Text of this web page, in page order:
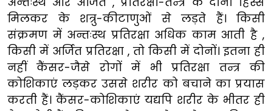
मिलकर के शत्रु-कीटाणुओं से लड़ते हैं। किसी
संक्रमण में अन्तःस्थ प्रतिरक्षा अधिक काम आती है ,
किसी में अर्जित प्रतिरक्षा , तो किसी में दोनों। इतना ही
नहीं कैंसर-जैसे रोगों में भी प्रतिरक्षा तन्त्र की
कोशिकाएं लड़कर उससे शरीर को बचाने का प्रयास
करती हैं। कैंसर-कोशिकाएं यद्यपि शरीर के भीतर ही